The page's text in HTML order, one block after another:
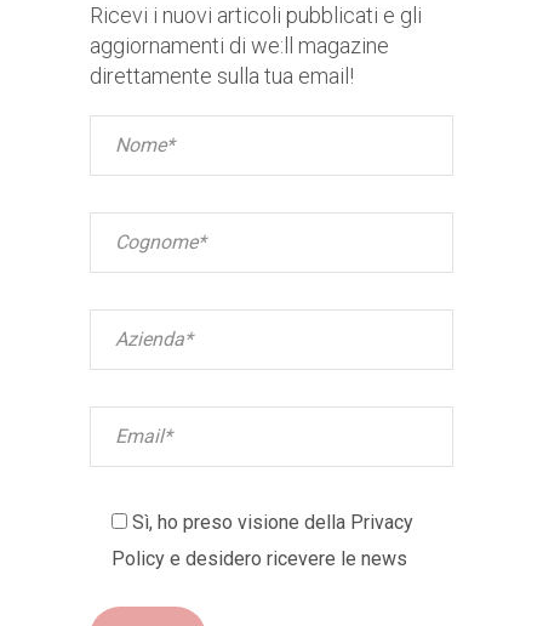
Ricevi i nuovi articoli pubblicati e gli
aggiornamenti di we:ll magazine
direttamente sulla tua email!
Sì, ho preso visione della Privacy
Policy e desidero ricevere le news